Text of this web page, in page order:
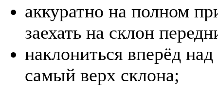
аккуратно на полном
заехать на склон
наклониться вперёд
самый верх склона;